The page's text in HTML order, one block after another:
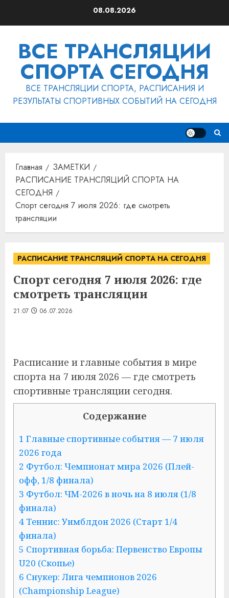
08.08.2026
ВСЕ ТРАНСЛЯЦИИ
СПОРТА СЕГОДНЯ
ВСЕ ТРАНСЛЯЦИИ СПОРТА, РАСПИСАНИЯ И
РЕЗУЛЬТАТЫ СПОРТИВНЫХ СОБЫТИЙ НА СЕГОДНЯ
Главная
ЗАМЕТКИ
РАСПИСАНИЕ ТРАНСЛЯЦИЙ СПОРТА НА
СЕГОДНЯ
Спорт сегодня 7 июля 2026: где смотреть
трансляции
РАСПИСАНИЕ ТРАНСЛЯЦИЙ СПОРТА НА СЕГОДНЯ
Спорт сегодня 7 июля 2026: где
смотреть трансляции
21:07 06.07.2026
Расписание и главные события в мире
спорта на 7 июля 2026 — где смотреть
спортивные трансляции сегодня.
Содержание
1 Главные спортивные события — 7 июля
2026 года
2 Футбол: Чемпионат мира 2026 (Плей-
офф, 1/8 финала)
3 Футбол: ЧМ-2026 в ночь на 8 июля (1/8
финала)
4 Теннис: Уимблдон 2026 (Старт 1/4
финала)
5 Спортивная борьба: Первенство Европы
U20 (Скопье)
6 Снукер: Лига чемпионов 2026
(Championship League)